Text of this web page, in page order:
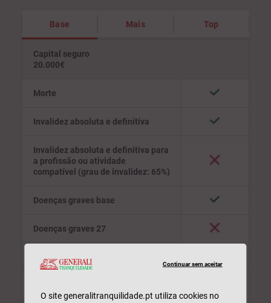
Base Mais Top
Capital seguro
20.000€
Morte
Invalidez absoluta e definitiva
Invalidez absoluta e definitiva para
a profissão ou atividade
compatível (grau de invalidez: 65%)
Doenças graves base
Doenças graves 27
Assistência à família
Continuar sem aceitar
O site generalitranquilidade.pt utiliza cookies no